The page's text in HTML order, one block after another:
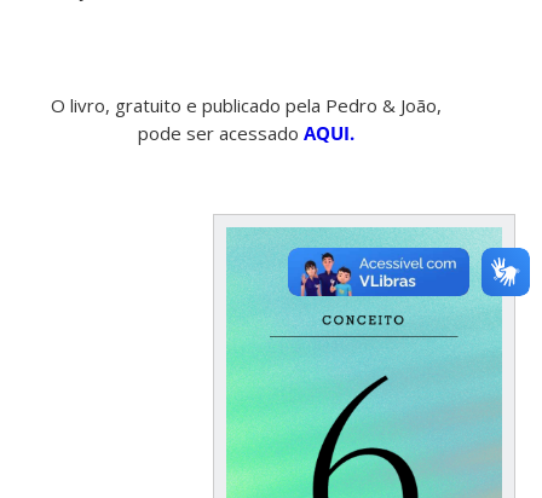
O livro, gratuito e publicado pela Pedro & João,
pode ser acessadoAQUI.